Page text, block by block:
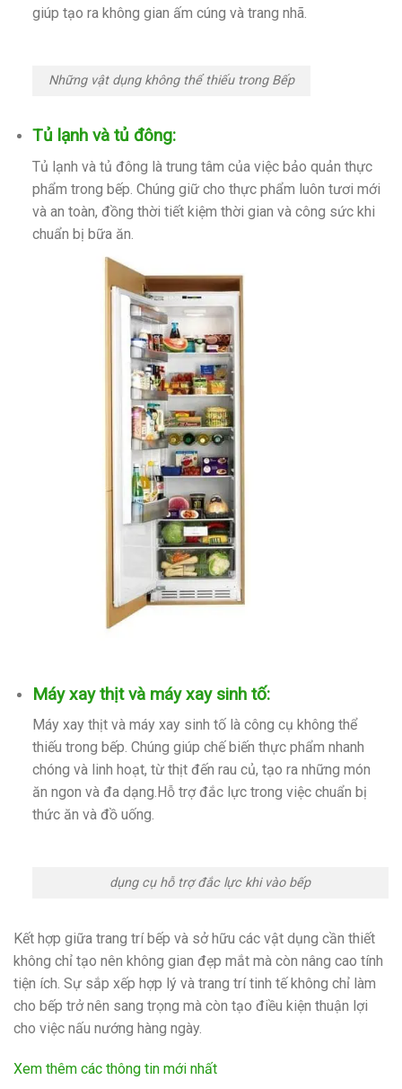
giúp tạo ra không gian ấm cúng và trang nhã.
Những vật dụng không thể thiếu trong Bếp
Tủ lạnh và tủ đông:
Tủ lạnh và tủ đông là trung tâm của việc bảo quản thực
phẩm trong bếp. Chúng giữ cho thực phẩm luôn tươi mới
và an toàn, đồng thời tiết kiệm thời gian và công sức khi
chuẩn bị bữa ăn.
Máy xay thịt và máy xay sinh tố:
Máy xay thịt và máy xay sinh tố là công cụ không thể
thiếu trong bếp. Chúng giúp chế biến thực phẩm nhanh
chóng và linh hoạt, từ thịt đến rau củ, tạo ra những món
ăn ngon và đa dạng.Hỗ trợ đắc lực trong việc chuẩn bị
thức ăn và đồ uống.
dụng cụ hỗ trợ đắc lực khi vào bếp
Kết hợp giữa trang trí bếp và sở hữu các vật dụng cần thiết
không chỉ tạo nên không gian đẹp mắt mà còn nâng cao tính
tiện ích. Sự sắp xếp hợp lý và trang trí tinh tế không chỉ làm
cho bếp trở nên sang trọng mà còn tạo điều kiện thuận lợi
cho việc nấu nướng hàng ngày.
Xem thêm các thông tin mới nhất